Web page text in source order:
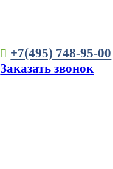
+7(495) 748-95-00
Заказать звонок